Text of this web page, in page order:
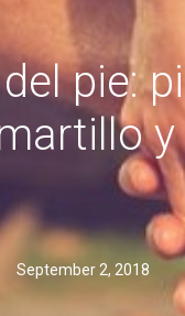
pie:
September 2, 2018